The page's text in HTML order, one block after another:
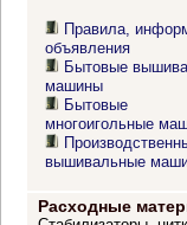
Правила,
объявления
Бытовые
машины
Бытовые
многоигольные
вышивальные
Расходные